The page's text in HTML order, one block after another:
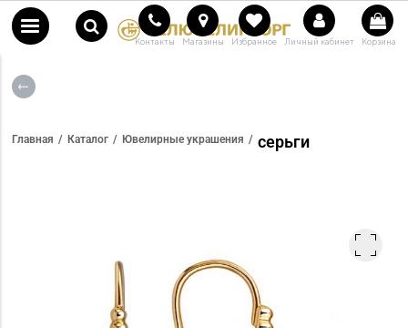
Контакты Магазины Избранное Личный кабинет Корзина
Главная Каталог Ювелирные украшения серьги